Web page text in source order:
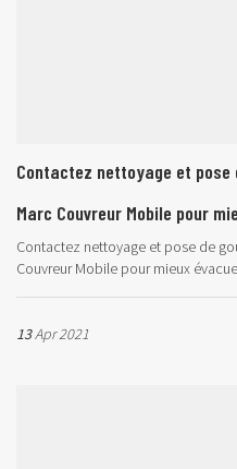
Contactez nettoyage et pose
Marc Couvreur Mobile pour
Contactez nettoyage et pose de
Couvreur Mobile pour mieux
13Apr 2021